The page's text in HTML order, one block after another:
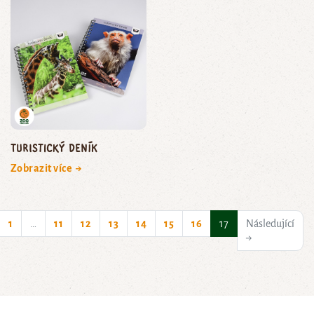
Turistický deník
Zobrazit více →
1 11 12 13 14 15 16 17(current)Následující
→